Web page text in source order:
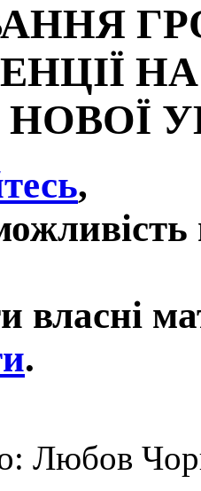
НА
,
власні
.
Любов